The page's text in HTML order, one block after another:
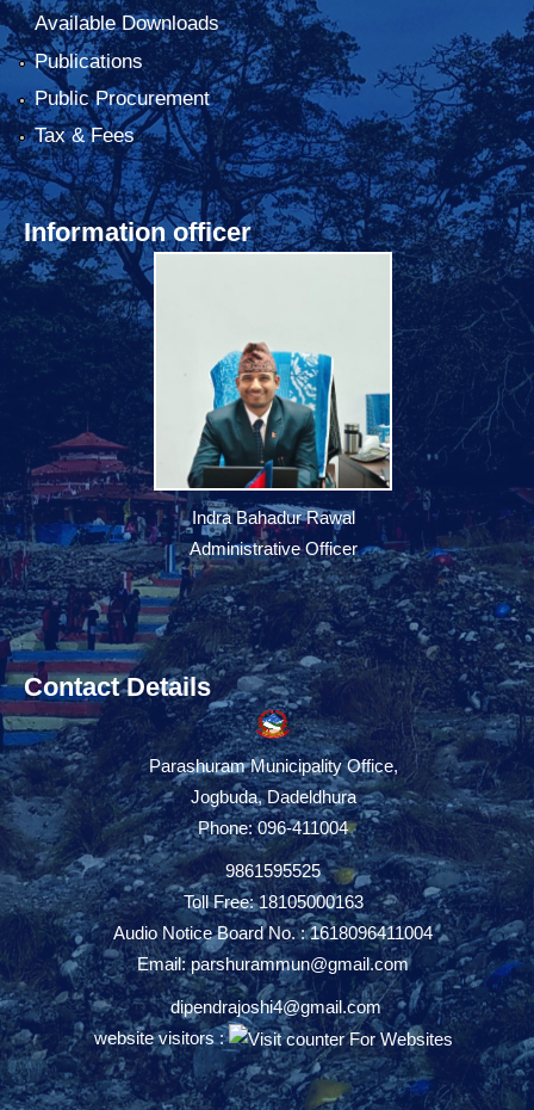
Available Downloads
Publications
Public Procurement
Tax & Fees
Information officer
Indra Bahadur Rawal
Administrative Officer
Contact Details
Parashuram Municipality Office,
Jogbuda, Dadeldhura
Phone: 096-411004
9861595525
Toll Free: 18105000163
Audio Notice Board No. : 1618096411004
Email:parshurammun@gmail.com
dipendrajoshi4@gmail.com
website visitors :